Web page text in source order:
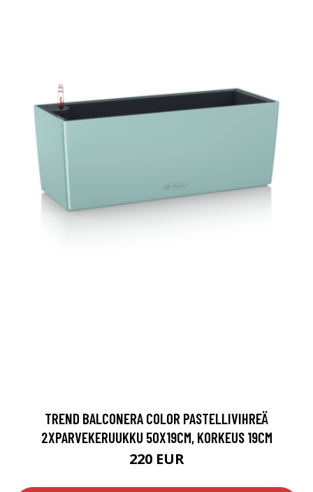
TREND BALCONERA COLOR PASTELLIVIHREÄ
2XPARVEKERUUKKU 50X19CM, KORKEUS 19CM
220 EUR